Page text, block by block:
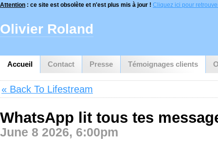
Attention : ce site est obsolète et n'est plus mis à jour ! Cliquez ici pour
Accueil Contact Presse Témoignages clients
Olivier Roland
« Back To Lifestream
WhatsApp lit tous tes
June 8 2026, 6:00pm